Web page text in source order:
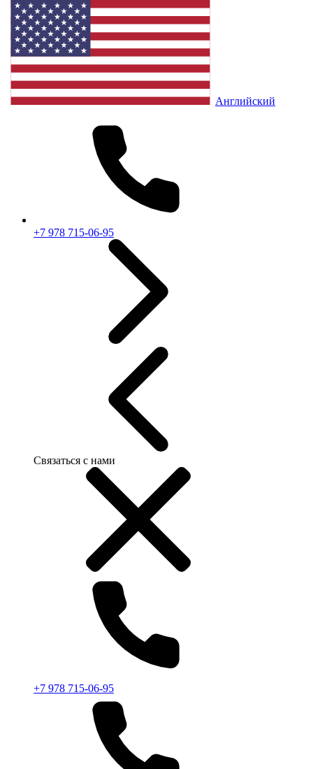
Английский
+7 978 715-06-95
Связаться с нами
+7 978 715-06-95